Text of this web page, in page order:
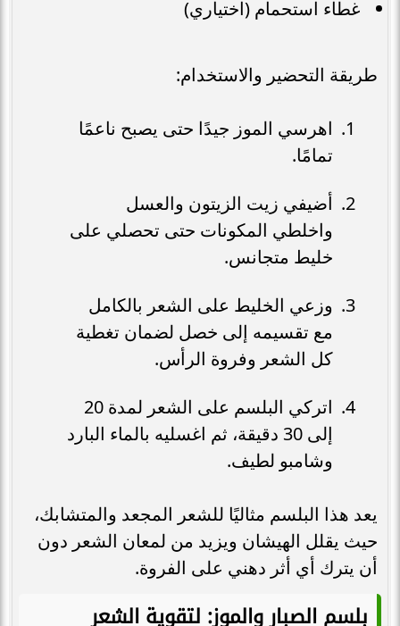
غطاء استحمام (اختياري)
طريقة التحضير والاستخدام:
اهرسي الموز جيدًا حتى يصبح ناعمًا
تمامًا.
أضيفي زيت الزيتون والعسل
واخلطي المكونات حتى تحصلي على
خليط متجانس.
وزعي الخليط على الشعر بالكامل
مع تقسيمه إلى خصل لضمان تغطية
كل الشعر وفروة الرأس.
اتركي البلسم على الشعر لمدة 20
إلى 30 دقيقة، ثم اغسليه بالماء البارد
وشامبو لطيف.
يعد هذا البلسم مثاليًا للشعر المجعد والمتشابك،
حيث يقلل الهيشان ويزيد من لمعان الشعر دون
أن يترك أي أثر دهني على الفروة.
بلسم الصبار والموز: لتقوية الشعر